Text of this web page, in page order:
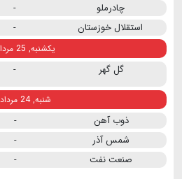
چادرملو
-
استقلال خوزستان
-
یکشنبه, 25 مرداد
گل گهر -
شنبه, 24 مرداد
ذوب آهن -
شمس آذر
-
صنعت نفت
-